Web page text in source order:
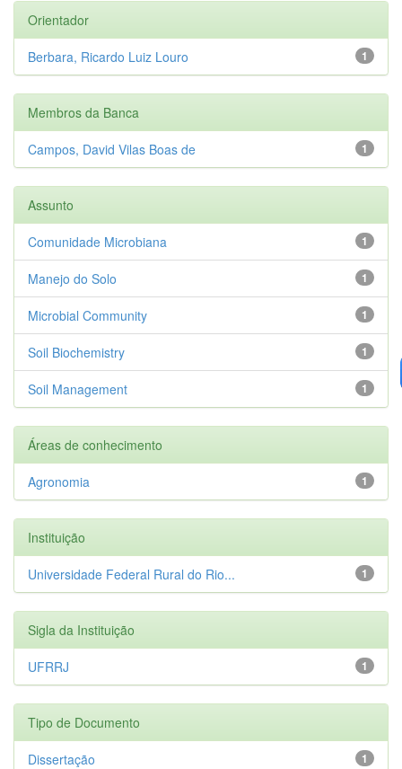
Orientador
1
Berbara, Ricardo Luiz Louro
Membros da Banca
1
Campos, David Vilas Boas de
Assunto
1
Comunidade Microbiana
1
Manejo do Solo
1
Microbial Community
1
Soil Biochemistry
1
Soil Management
Áreas de conhecimento
1
Agronomia
Instituição
1
Universidade Federal Rural do Rio...
Sigla da Instituição
1
UFRRJ
Tipo de Documento
1
Dissertação